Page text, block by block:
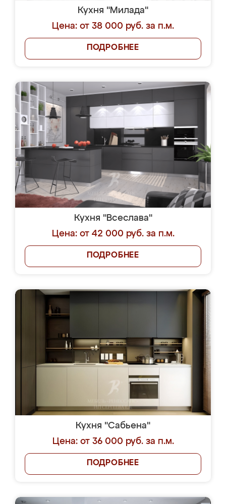
Кухня "Милада"
Цена: от 38 000 руб. за п.м.
ПОДРОБНЕЕ
Кухня "Всеслава"
Цена: от 42 000 руб. за п.м.
ПОДРОБНЕЕ
Кухня "Сабьена"
Цена: от 36 000 руб. за п.м.
ПОДРОБНЕЕ